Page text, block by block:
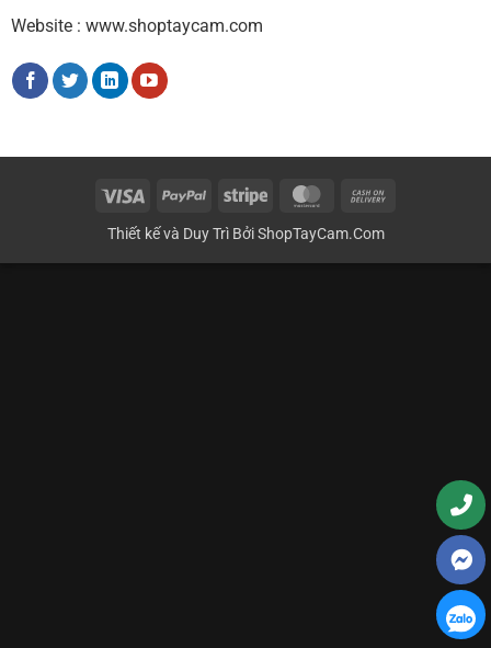
Website : www.shoptaycam.com
Visa PayPal Stripe MasterCard
Thiết kế và Duy Trì BởiShopTayCam.Com